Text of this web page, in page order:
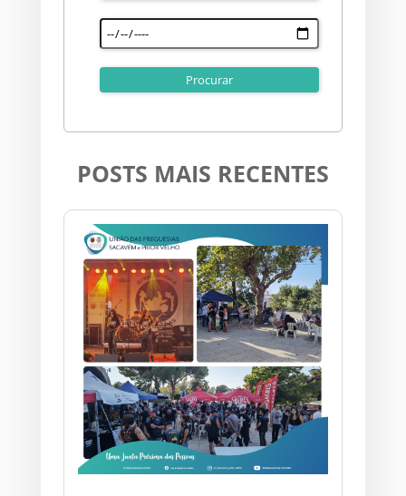
POSTS MAIS RECENTES